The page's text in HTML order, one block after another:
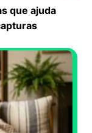
que ajuda